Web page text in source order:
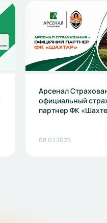
Арсенал
официальный
партнер ФК
08.07.2026